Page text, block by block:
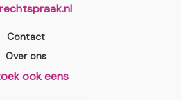
Contact
Over ons
ook eens